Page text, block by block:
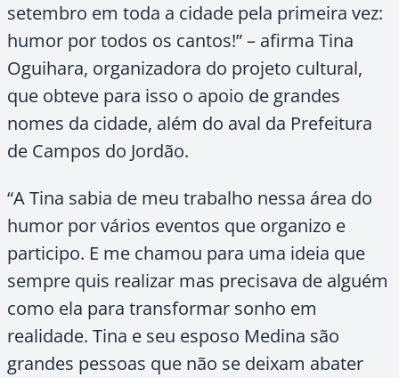
setembro em toda a cidade pela primeira vez:
humor por todos os cantos!” – afirma Tina
Oguihara, organizadora do projeto cultural,
que obteve para isso o apoio de grandes
nomes da cidade, além do aval da Prefeitura
de Campos do Jordão.
“A Tina sabia de meu trabalho nessa área do
humor por vários eventos que organizo e
participo. E me chamou para uma ideia que
sempre quis realizar mas precisava de alguém
como ela para transformar sonho em
realidade. Tina e seu esposo Medina são
grandes pessoas que não se deixam abater